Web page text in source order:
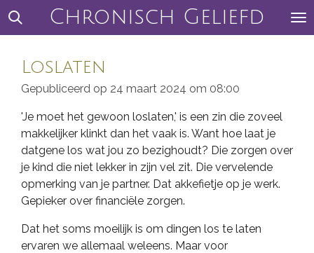
Ga
hoofdinhoud
Chronisch Geliefd
Loslaten
Gepubliceerd op 24 maart 2024 om 08:00
'Je moet het gewoon loslaten,' is een zin die zoveel
makkelijker klinkt dan het vaak is. Want hoe laat je
datgene los wat jou zo bezighoudt? Die zorgen over
je kind die niet lekker in zijn vel zit. Die vervelende
opmerking van je partner. Dat akkefietje op je werk.
Gepieker over financiële zorgen.
Dat het soms moeilijk is om dingen los te laten
ervaren we allemaal weleens. Maar voor